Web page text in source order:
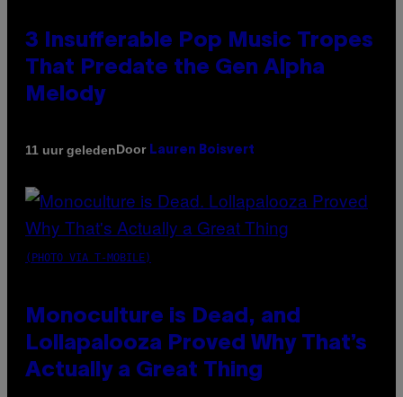
3 Insufferable Pop Music Tropes
That Predate the Gen Alpha
Melody
11 uur geledenDoor Lauren Boisvert
(PHOTO VIA T-MOBILE)
Monoculture is Dead, and
Lollapalooza Proved Why That’s
Actually a Great Thing